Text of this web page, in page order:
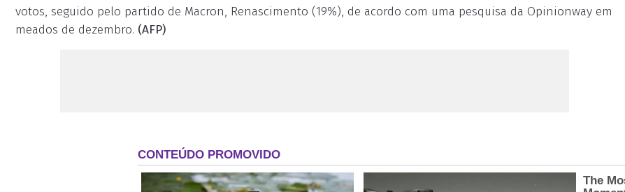
votos, seguido pelo partido de Macron, Renascimento (19%), de acordo com uma pesquisa da Opinionway em
meados de dezembro. (AFP)